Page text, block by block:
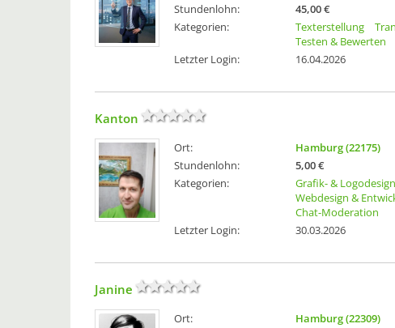
Stundenlohn:
45,00 €
Kategorien:
Texterstellung
Testen & Bewerten
Letzter Login:
16.04.2026
Kanton
Ort:
Hamburg (22175)
Stundenlohn:
5,00 €
Kategorien:
Grafik- & Logodesign
Webdesign &
Chat-Moderation
Letzter Login:
30.03.2026
Janine
Ort:
Hamburg (22309)